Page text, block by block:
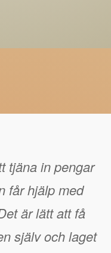
tjäna in pengar
får hjälp med
är lätt att få
själv och laget